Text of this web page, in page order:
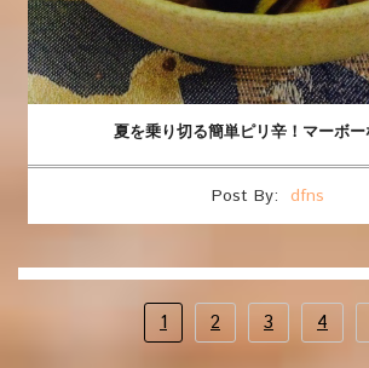
夏を乗り切る簡単ピリ辛！マーボー
Post By: dfns
1 2 3 4